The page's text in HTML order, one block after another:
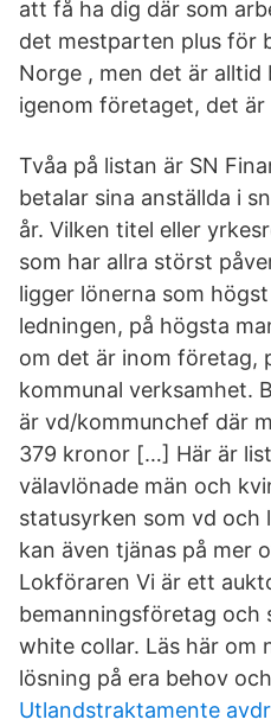
att få ha dig där som
det mestparten plus för
Norge , men det är
igenom företaget, det är
Tvåa på listan är SN
betalar sina anställda i
år. Vilken titel eller
som har allra störst
ligger lönerna som
ledningen, på högsta
om det är inom företag,
kommunal verksamhet.
är vd/kommunchef där
379 kronor […] Här är
välavlönade män och
­statusyrken som vd och
kan även tjänas på mer
Lokföraren Vi är ett
bemanningsföretag och
white collar. Läs här om
lösning på era behov
Utlandstraktamente